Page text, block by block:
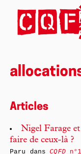
Articles
Nigel Farage
faire de ceux-là ?
Paru dansCQFD